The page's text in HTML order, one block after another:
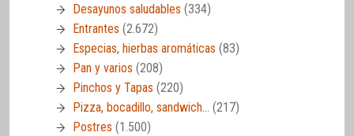
Desayunos saludables (334)
Entrantes (2.672)
Especias, hierbas aromáticas (83)
Pan y varios (208)
Pinchos y Tapas (220)
Pizza, bocadillo, sandwich… (217)
Postres (1.500)